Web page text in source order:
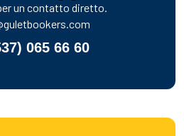
un contatto diretto.
065 66 60